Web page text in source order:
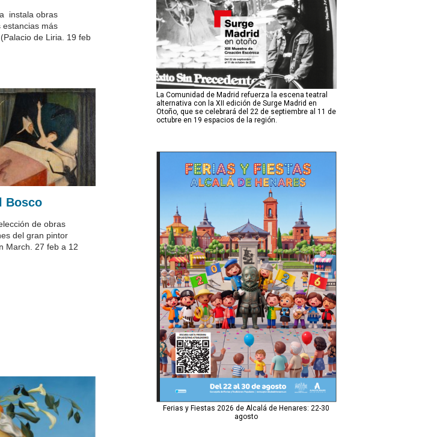
instala obras
estancias más
de Liria. 19 feb
Bosco
de obras
del gran pintor
March. 27 feb a 12
La Comunidad de Madrid refuerza la escena teatral
alternativa con la XII edición de Surge Madrid en
Otoño, que se celebrará del 22 de septiembre al 11 de
octubre en 19 espacios de la región.
Ferias y Fiestas 2026 de Alcalá de Henares: 22-30
agosto